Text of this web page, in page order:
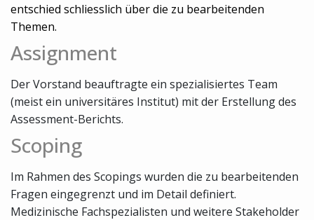
entschied schliesslich über die zu bearbeitenden
Themen.
Assignment
Der Vorstand beauftragte ein spezialisiertes Team
(meist ein universitäres Institut) mit der Erstellung des
Assessment-Berichts.
Scoping
Im Rahmen des Scopings wurden die zu bearbeitenden
Fragen eingegrenzt und im Detail definiert.
Medizinische Fachspezialisten und weitere Stakeholder